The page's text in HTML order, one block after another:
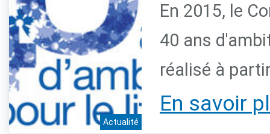
Actualité
En 2015, le
40 ans
réalisé à
En savoir